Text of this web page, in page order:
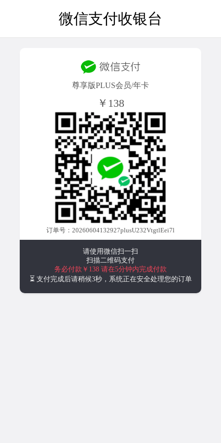
微信支付收银台
尊享版PLUS会员/年卡
￥138
订单号：20260604132927plusU232VtgtlEei7l
请使用微信扫一扫
扫描二维码支付
务必付款￥138 请在5分钟内完成付款
⏳ 支付完成后请稍候3秒，系统正在安全处理您的订单